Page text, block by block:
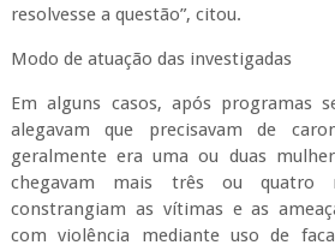
resolvesse a questão”, citou.
Modo de atuação das investigadas
Em alguns casos, após programas
alegavam que precisavam de
geralmente era uma ou duas
chegavam mais três ou quatro
constrangiam as vítimas e as
com violência mediante uso de